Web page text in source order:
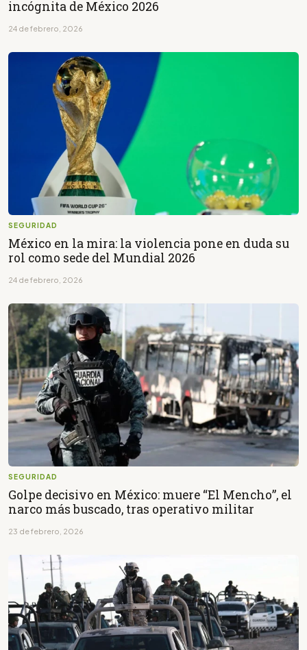
incógnita de México 2026
24 de febrero, 2026
SEGURIDAD
México en la mira: la violencia pone en duda su
rol como sede del Mundial 2026
24 de febrero, 2026
SEGURIDAD
Golpe decisivo en México: muere “El Mencho”, el
narco más buscado, tras operativo militar
23 de febrero, 2026